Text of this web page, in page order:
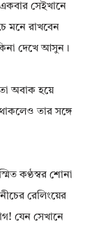
সেইখানে
মনে রাখবেন
দেখে আসুন।
অবাক হয়ে
তার সঙ্গে
কণ্ঠস্বর শোনা
রেলিংয়ের
যেন সেখানে